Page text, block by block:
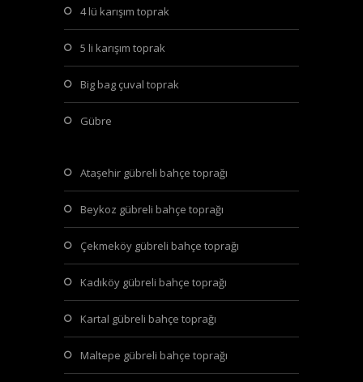
4 lü karışım toprak
5 li karışım toprak
big bag çuval toprak
gübre
ataşehir gübreli bahçe toprağı
beykoz gübreli bahçe toprağı
çekmeköy gübreli bahçe toprağı
kadıköy gübreli bahçe toprağı
kartal gübreli bahçe toprağı
maltepe gübreli bahçe toprağı